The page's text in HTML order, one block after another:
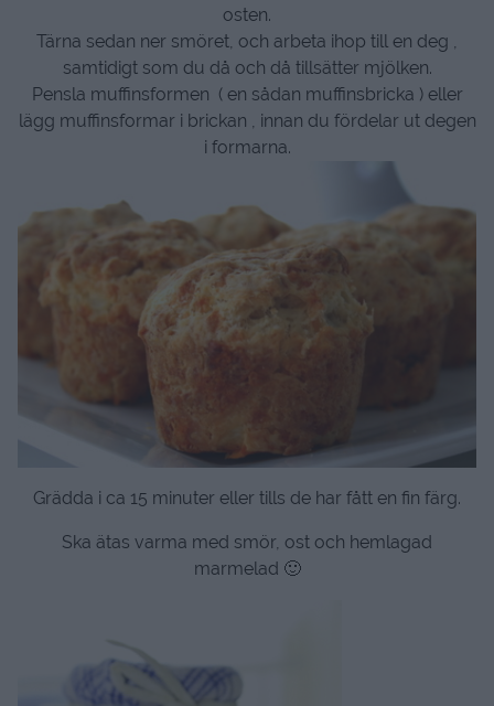
osten.
Tärna sedan ner smöret, och arbeta ihop till en deg ,
samtidigt som du då och då tillsätter mjölken.
Pensla muffinsformen ( en sådan muffinsbricka ) eller
lägg muffinsformar i brickan , innan du fördelar ut degen
i formarna.
Grädda i ca 15 minuter eller tills de har fått en fin färg.
Ska ätas varma med smör, ost och hemlagad
marmelad 🙂